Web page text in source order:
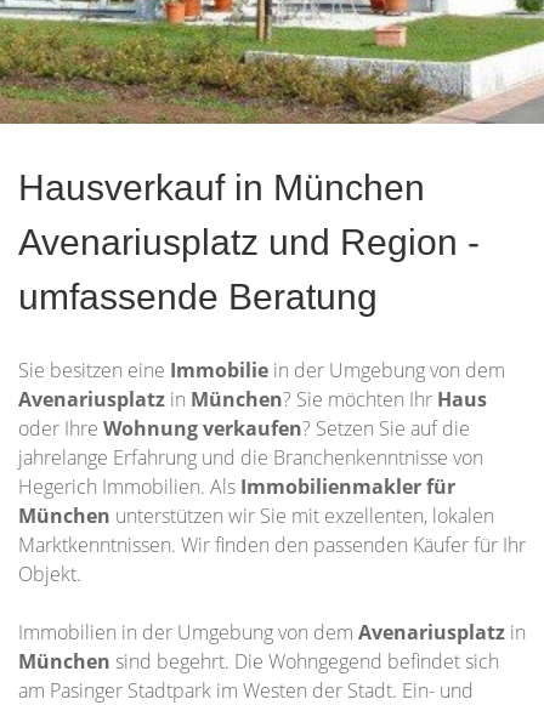
Hausverkauf in München
Avenariusplatz und Region -
umfassende Beratung
Sie besitzen eine Immobilie in der Umgebung von dem
Avenariusplatz in München? Sie möchten Ihr Haus
oder Ihre Wohnungverkaufen? Setzen Sie auf die
jahrelange Erfahrung und die Branchenkenntnisse von
Hegerich Immobilien. Als Immobilienmakler für
München unterstützen wir Sie mit exzellenten, lokalen
Marktkenntnissen. Wir finden den passenden Käufer für Ihr
Objekt.
Immobilien in der Umgebung von dem Avenariusplatz in
München sind begehrt. Die Wohngegend befindet sich
am Pasinger Stadtpark im Westen der Stadt. Ein- und